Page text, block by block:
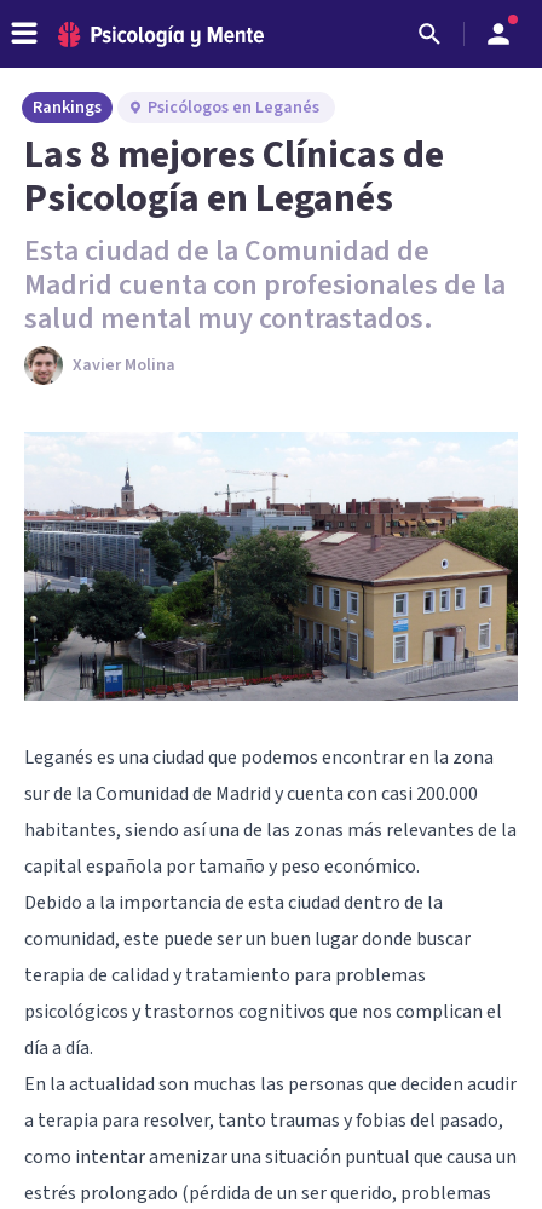
Rankings Psicólogos en Leganés
Las 8 mejores Clínicas de
Psicología en Leganés
Esta ciudad de la Comunidad de
Madrid cuenta con profesionales de la
salud mental muy contrastados.
Xavier Molina
Leganés es una ciudad que podemos encontrar en la zona
sur de la Comunidad de Madrid y cuenta con casi 200.000
habitantes, siendo así una de las zonas más relevantes de la
capital española por tamaño y peso económico.
Debido a la importancia de esta ciudad dentro de la
comunidad, este puede ser un buen lugar donde buscar
terapia de calidad y tratamiento para problemas
psicológicos y trastornos cognitivos que nos complican el
día a día.
En la actualidad son muchas las personas que deciden acudir
a terapia para resolver, tanto traumas y fobias del pasado,
como intentar amenizar una situación puntual que causa un
estrés prolongado (pérdida de un ser querido, problemas